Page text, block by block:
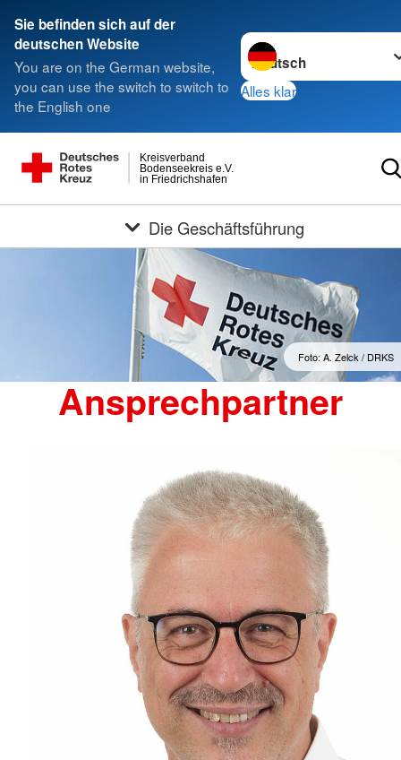
Sie befinden sich auf der
deutschen Website
You are on the German website,
you can use the switch to switch to
the English one
Sprache wechseln zu
Alles klar
in Friedrichshafen
Bodenseekreis e.V.
Kreisverband
Die Geschäftsführung
Foto: A. Zelck / DRKS
Ansprechpartner